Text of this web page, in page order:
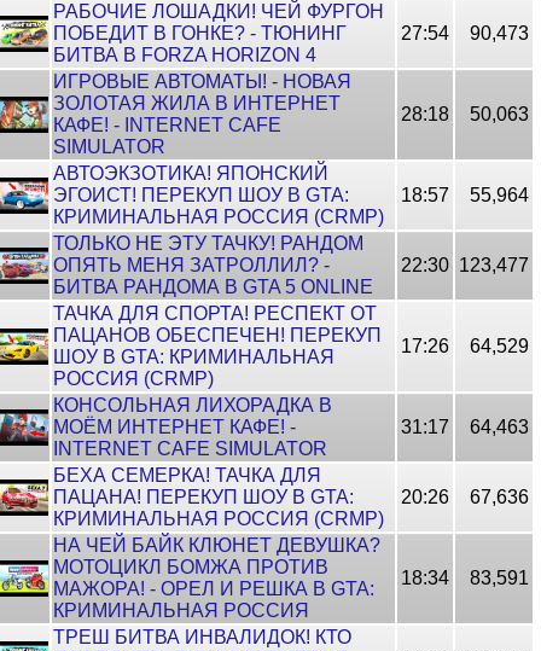
РАБОЧИЕ ЛОШАДКИ! ЧЕЙ ФУРГОН
ПОБЕДИТ В ГОНКЕ? - ТЮНИНГ
БИТВА В FORZA HORIZON 4
27:54 90,473
ИГРОВЫЕ АВТОМАТЫ! - НОВАЯ
ЗОЛОТАЯ ЖИЛА В ИНТЕРНЕТ
КАФЕ! - INTERNET CAFE
SIMULATOR
28:18 50,063
АВТОЭКЗОТИКА! ЯПОНСКИЙ
ЭГОИСТ! ПЕРЕКУП ШОУ В GTA:
КРИМИНАЛЬНАЯ РОССИЯ (CRMP)
18:57 55,964
ТОЛЬКО НЕ ЭТУ ТАЧКУ! РАНДОМ
ОПЯТЬ МЕНЯ ЗАТРОЛЛИЛ? -
БИТВА РАНДОМА В GTA 5 ONLINE
22:30 123,477
ТАЧКА ДЛЯ СПОРТА! РЕСПЕКТ ОТ
ПАЦАНОВ ОБЕСПЕЧЕН! ПЕРЕКУП
ШОУ В GTA: КРИМИНАЛЬНАЯ
РОССИЯ (CRMP)
17:26 64,529
КОНСОЛЬНАЯ ЛИХОРАДКА В
МОЁМ ИНТЕРНЕТ КАФЕ! -
INTERNET CAFE SIMULATOR
31:17 64,463
БЕХА СЕМЕРКА! ТАЧКА ДЛЯ
ПАЦАНА! ПЕРЕКУП ШОУ В GTA:
КРИМИНАЛЬНАЯ РОССИЯ (CRMP)
20:26 67,636
НА ЧЕЙ БАЙК КЛЮНЕТ ДЕВУШКА?
МОТОЦИКЛ БОМЖА ПРОТИВ
МАЖОРА! - ОРЕЛ И РЕШКА В GTA:
КРИМИНАЛЬНАЯ РОССИЯ
18:34 83,591
ТРЕШ БИТВА ИНВАЛИДОК! КТО